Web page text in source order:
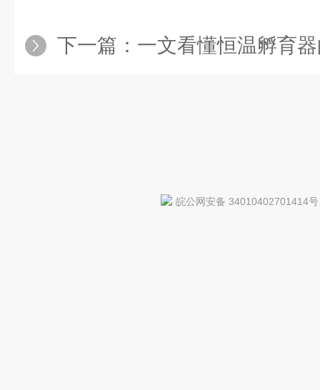
下一篇： 一文看懂恒温孵育
皖公网安备 34010402701414号